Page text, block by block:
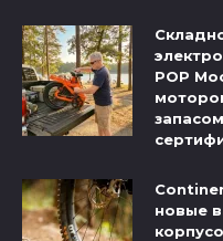
POP
новые